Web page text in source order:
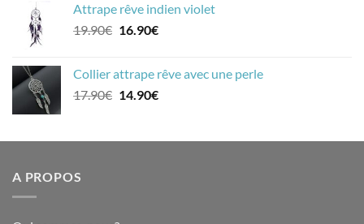
était :
19.90€.
est :
16.90€.
Attrape rêve indien violet
19.90€ Le
était :
19.90€.
16.90€Le
est :
16.90€.
Collier attrape rêve avec une perle
17.90€ Le
était :
14.90€Le
est :
A PROPOS